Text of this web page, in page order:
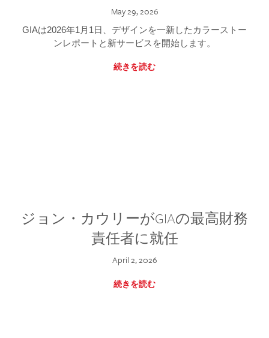
May 29, 2026
GIAは2026年1月1日、デザインを一新したカラーストー
ンレポートと新サービスを開始します。
続きを読む
ジョン・カウリーがGIAの最高財務
責任者に就任
April 2, 2026
続きを読む